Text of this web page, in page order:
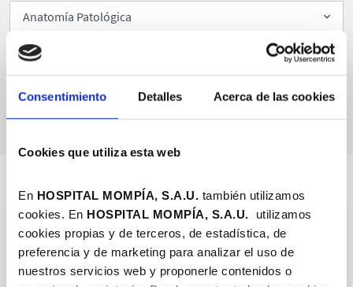
Consentimiento Detalles Acerca de las cookies
Cookies que utiliza esta web
En HOSPITAL MOMPÍA, S.A.U. también utilizamos
cookies. En HOSPITAL MOMPÍA, S.A.U. utilizamos
cookies propias y de terceros, de estadística, de
preferencia y de marketing para analizar el uso de
nuestros servicios web y proponerle contenidos o
Dr. Enrique Alejandro Ramos Barseló
COL.393905839